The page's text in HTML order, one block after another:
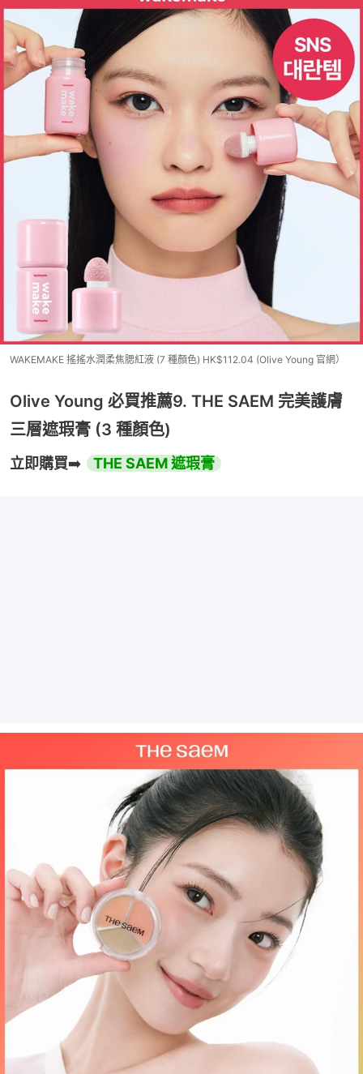
WAKEMAKE 搖搖水潤柔焦腮紅液 (7 種顏色) HK$112.04 (Olive Young 官網）
Olive Young 必買推薦9. THE SAEM 完美護膚
三層遮瑕膏 (3 種顏色)
立即購買➡️ THE SAEM 遮瑕膏